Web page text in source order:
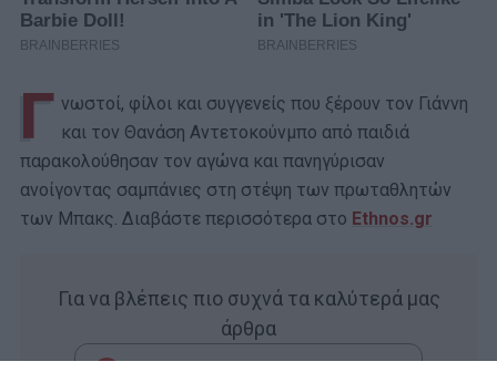
Γ νωστοί, φίλοι και συγγενείς που ξέρουν τον Γιάννη
και τον Θανάση Αντετοκούνμπο από παιδιά
παρακολούθησαν τον αγώνα και πανηγύρισαν
ανοίγοντας σαμπάνιες στη στέψη των πρωταθλητών
των Μπακς. Διαβάστε περισσότερα στο Ethnos.gr
Για να βλέπεις πιο συχνά τα καλύτερά μας
άρθρα